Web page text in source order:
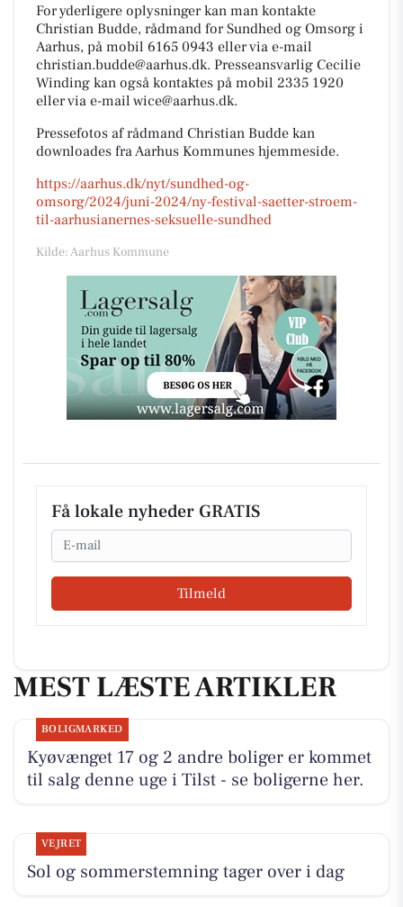
For yderligere oplysninger kan man kontakte
Christian Budde, rådmand for Sundhed og Omsorg i
Aarhus, på mobil 6165 0943 eller via e-mail
christian.budde@aarhus.dk. Presseansvarlig Cecilie
Winding kan også kontaktes på mobil 2335 1920
eller via e-mail wice@aarhus.dk.
Pressefotos af rådmand Christian Budde kan
downloades fra Aarhus Kommunes hjemmeside.
https://aarhus.dk/nyt/sundhed-og-
omsorg/2024/juni-2024/ny-festival-saetter-stroem-
til-aarhusianernes-seksuelle-sundhed
Kilde: Aarhus Kommune
Få lokale nyheder GRATIS
Email
Tilmeld
MEST LÆSTE ARTIKLER
BOLIGMARKED
Kyøvænget 17 og 2 andre boliger er kommet
til salg denne uge i Tilst - se boligerne her.
VEJRET
Sol og sommerstemning tager over i dag